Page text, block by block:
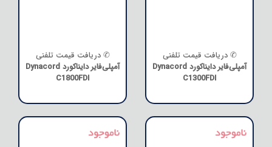
✆ دریافت قیمت تلفنی
آمپلی‌فایر دایناکورد Dynacord
C1300FDI
✆ دریافت قیمت تلفنی
آمپلی‌فایر دایناکورد Dynacord
C1800FDI